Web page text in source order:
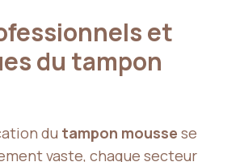
et
du tampon
du tampon mousse se
vaste, chaque secteur